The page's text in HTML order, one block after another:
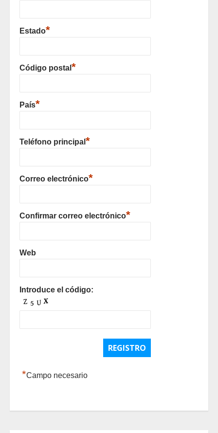
Estado*
Código postal *
País*
Teléfono principal *
Correo electrónico*
Confirmar correo electrónico*
Web
Introduce el código:
*Campo necesario